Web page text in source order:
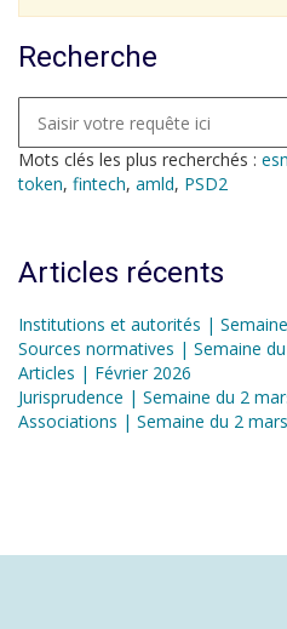
Recherche
Mots clés les plus recherchés :
token, fintech, amld, PSD2
Articles récents
Institutions et autorités |
Sources normatives | Semaine
Articles | Février 2026
Jurisprudence | Semaine du 2
Associations | Semaine du 2